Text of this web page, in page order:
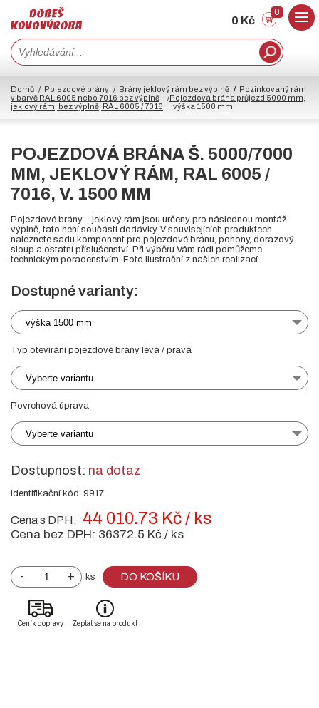
0 Kč
0
Domů Pojezdové brány Brány jeklový rám bez výplně
Pozinkovaný rám
v barvě RAL 6005 nebo 7016 bez výplně
Pojezdová brána průjezd 5000 mm,
jeklový rám, bez výplně, RAL 6005 / 7016
výška 1500 mm
POJEZDOVÁ BRÁNA Š. 5000/7000
MM, JEKLOVÝ RÁM, RAL 6005 /
7016, V. 1500 MM
Pojezdové brány – jeklový rám jsou určeny pro následnou montáž
výplně, tato není součástí dodávky. V souvisejících produktech
naleznete sadu komponent pro pojezdové bránu, pohony, dorazový
sloup a ostatní příslušenství. Při výběru Vám rádi pomůžeme
technickým poradenstvím. Foto ilustrační z našich realizací.
Dostupné varianty:
výška 1500 mm
Typ otevírání pojezdové brány levá / pravá
Vyberte variantu
Povrchová úprava
Vyberte variantu
Dostupnost: na dotaz
Identifikační kód: 9917
Cena s DPH: 44 010.73 Kč / ks
Cena bez DPH: 36372.5 Kč / ks
- + ks DO KOŠÍKU
Ceník dopravy Zeptat se na produkt